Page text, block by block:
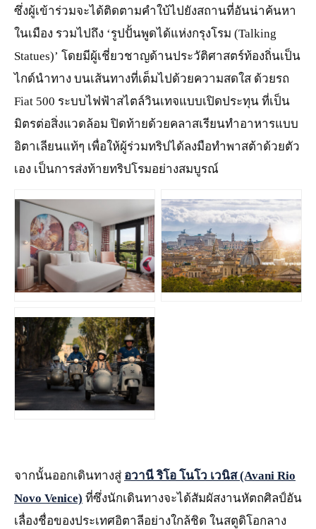
ซึ่งผู้เข้าร่วมจะได้ติดตามคำใบ้ไปยังสถานที่อันน่าค้นหา
ในเมือง รวมไปถึง ‘รูปปั้นพูดได้แห่งกรุงโรม (Talking
Statues)’ โดยมีผู้เชี่ยวชาญด้านประวัติศาสตร์ท้องถิ่นเป็น
ไกด์นำทาง บนเส้นทางที่เต็มไปด้วยความสดใส ด้วยรถ
Fiat 500 ระบบไฟฟ้าสไตล์วินเทจแบบเปิดประทุน ที่เป็น
มิตรต่อสิ่งแวดล้อม ปิดท้ายด้วยคลาสเรียนทำอาหารแบบ
อิตาเลียนแท้ๆ เพื่อให้ผู้ร่วมทริปได้ลงมือทำพาสต้าด้วยตัว
เอง เป็นการส่งท้ายทริปโรมอย่างสมบูรณ์
JPG JPG
JPG
จากนั้นออกเดินทางสู่ อวานี ริโอ โนโว เวนิส(Avani Rio
Novo Venice) ที่ซึ่งนักเดินทางจะได้สัมผัสงานหัตถศิลป์อัน
เลื่องชื่อของประเทศอิตาลีอย่างใกล้ชิด ในสตูดิโอกลาง